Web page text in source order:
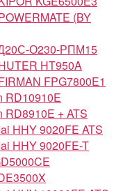
(BY
О230-РПМ15
HT950A
FPG7800E1
RD10910E
RD8910E + ATS
HHY 9020FE ATS
HHY 9020FE-T